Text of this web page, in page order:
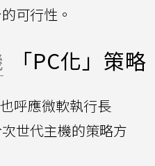
可行性。
「PC化」策略
呼應微軟執行長
世代主機的策略方